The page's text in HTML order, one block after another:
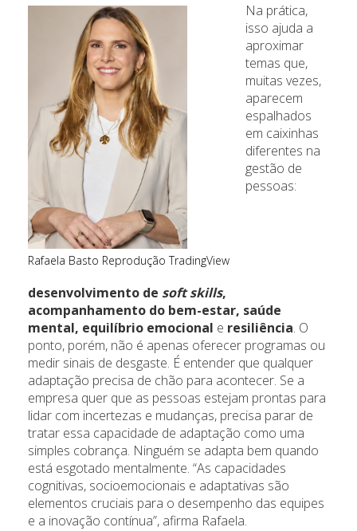
Rafaela Basto Reprodução TradingView
Na prática,
isso ajuda a
aproximar
temas que,
muitas vezes,
aparecem
espalhados
em caixinhas
diferentes na
gestão de
pessoas:
desenvolvimento de soft skills,
acompanhamento do bem-estar, saúde
mental, equilíbrio emocional e resiliência. O
ponto, porém, não é apenas oferecer programas ou
medir sinais de desgaste. É entender que qualquer
adaptação precisa de chão para acontecer. Se a
empresa quer que as pessoas estejam prontas para
lidar com incertezas e mudanças, precisa parar de
tratar essa capacidade de adaptação como uma
simples cobrança. Ninguém se adapta bem quando
está esgotado mentalmente. “As capacidades
cognitivas, socioemocionais e adaptativas são
elementos cruciais para o desempenho das equipes
e a inovação contínua”, afirma Rafaela.